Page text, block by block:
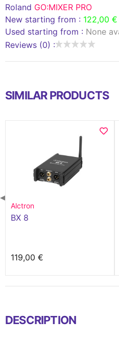
Roland GO:MIXER PRO
New starting from : 122,00 €
Used starting from : None
Reviews (0) :
SIMILAR PRODUCTS
Alctron
BX 8
119,00 €
◀
DESCRIPTION